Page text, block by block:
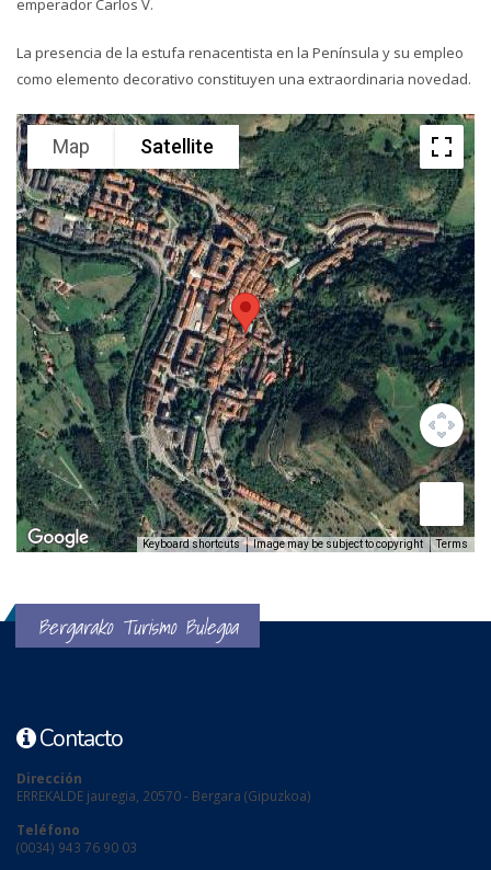
emperador Carlos V.
La presencia de la estufa renacentista en la Península y su empleo
como elemento decorativo constituyen una extraordinaria novedad.
Map Satellite
Keyboard shortcuts Image may be subject to copyright Terms
Bergarako Turismo Bulegoa
Contacto
Dirección
ERREKALDE jauregia, 20570 - Bergara (Gipuzkoa)
Teléfono
(0034) 943 76 90 03